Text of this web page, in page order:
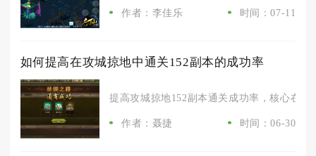
作者：李佳乐 时间：07-11
如何提高在攻城掠地中通关152副本的成功率
提高攻城掠地152副本通关成功率，核心在于
作者：聂捷 时间：06-30